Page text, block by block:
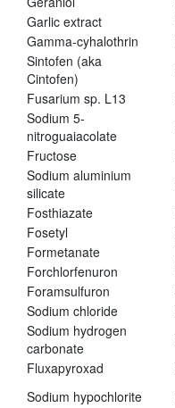
Garlic extract
Gamma-cyhalothrin
Sintofen (aka
Cintofen)
Fusarium sp. L13
Sodium 5-
nitroguaiacolate
Fructose
Sodium aluminium
silicate
Fosthiazate
Fosetyl
Formetanate
Forchlorfenuron
Foramsulfuron
Sodium chloride
Sodium hydrogen
carbonate
Fluxapyroxad
Sodium hypochlorite